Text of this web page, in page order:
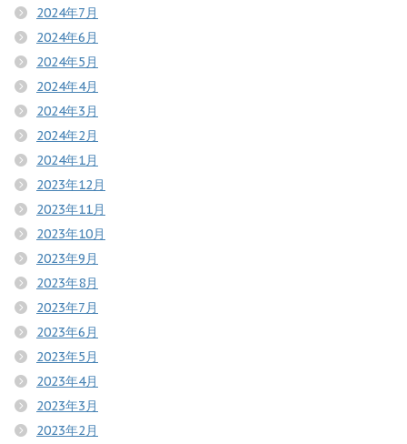
2024年7月
2024年6月
2024年5月
2024年4月
2024年3月
2024年2月
2024年1月
2023年12月
2023年11月
2023年10月
2023年9月
2023年8月
2023年7月
2023年6月
2023年5月
2023年4月
2023年3月
2023年2月